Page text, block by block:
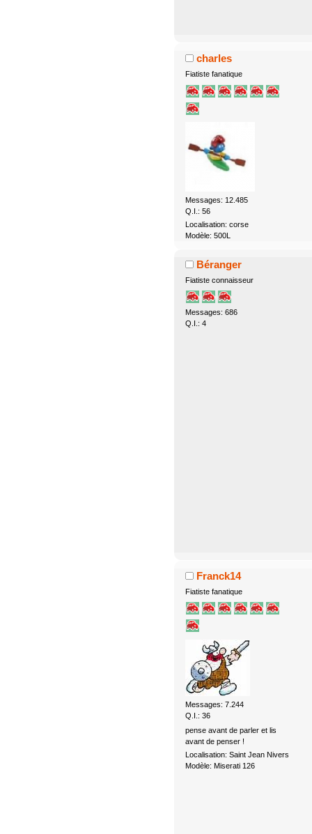
charles
Fiatiste fanatique
Messages: 12.485
Q.I.: 56
Localisation: corse
Modèle: 500L
Béranger
Fiatiste connaisseur
Messages: 686
Q.I.: 4
Franck14
Fiatiste fanatique
Messages: 7.244
Q.I.: 36
pense avant de parler et lis
avant de penser !
Localisation: Saint Jean Nivers
Modèle: Miserati 126